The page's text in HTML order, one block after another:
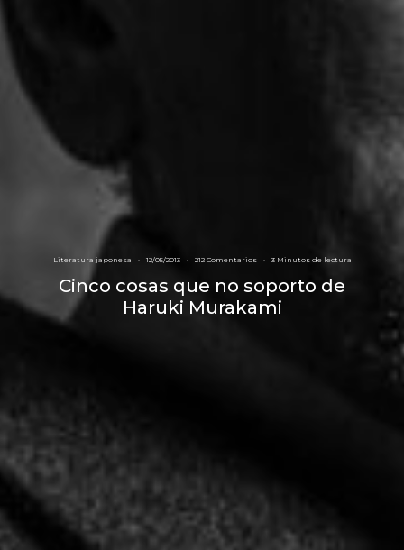
Literatura japonesa · 12/05/2013 · 212 Comentarios · 3 Minutos de lectura
Cinco cosas que no soporto de
Haruki Murakami